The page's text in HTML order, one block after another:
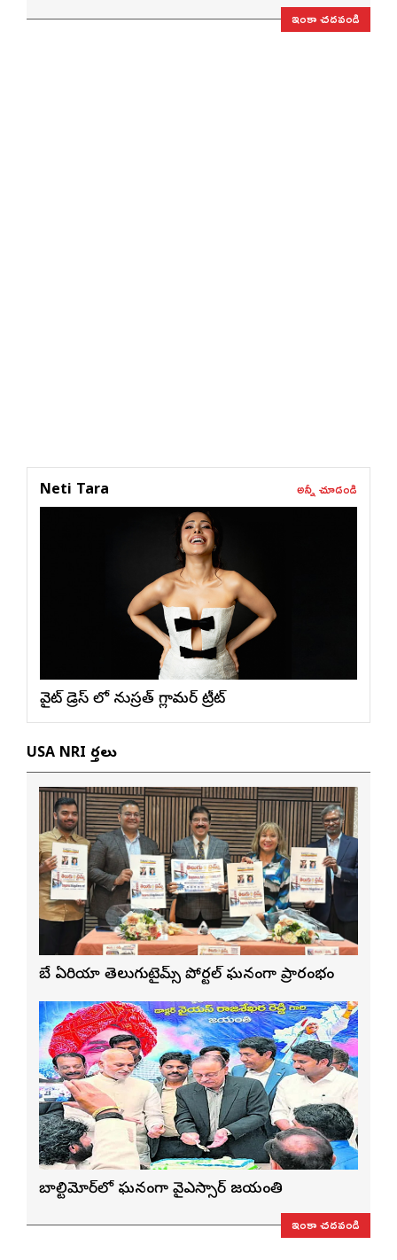
ఇంకా చదవండి
Neti Tara అన్నీ చూడండి
వైట్ డ్రెస్ లో నుస్ర‌త్ గ్లామ‌ర్ ట్రీట్
USA NRI వార్తలు
బే ఏరియా తెలుగుటైమ్స్ పోర్టల్ ఘనంగా ప్రారంభం
బాల్టిమోర్‌లో ఘనంగా వైఎస్సార్‌ జయంతి
ఇంకా చదవండి